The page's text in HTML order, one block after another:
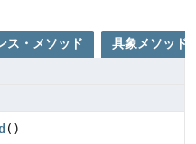
ス・メソッド 具象メソッド
()